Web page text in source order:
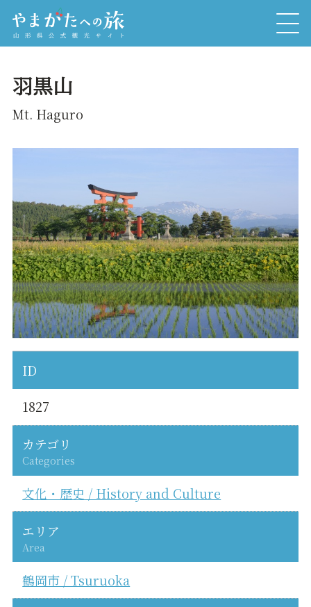
羽黒山
Mt. Haguro
ID
1827
カテゴリ
Categories
文化・歴史 / History and Culture
エリア
Area
鶴岡市 / Tsuruoka